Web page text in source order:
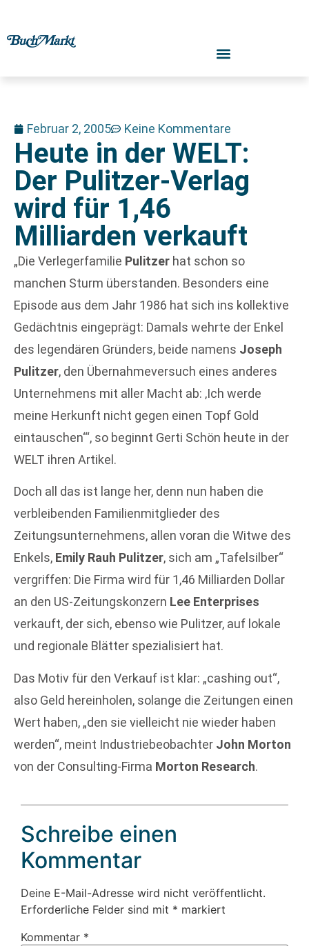
Februar 2, 2005 Keine Kommentare
Heute in der WELT:
Der Pulitzer-Verlag
wird für 1,46
Milliarden verkauft
„Die Verlegerfamilie Pulitzer hat schon so
manchen Sturm überstanden. Besonders eine
Episode aus dem Jahr 1986 hat sich ins kollektive
Gedächtnis eingeprägt: Damals wehrte der Enkel
des legendären Gründers, beide namens Joseph
Pulitzer, den Übernahmeversuch eines anderes
Unternehmens mit aller Macht ab: ‚Ich werde
meine Herkunft nicht gegen einen Topf Gold
eintauschen‘“, so beginnt Gerti Schön heute in der
WELT ihren Artikel.
Doch all das ist lange her, denn nun haben die
verbleibenden Familienmitglieder des
Zeitungsunternehmens, allen voran die Witwe des
Enkels, Emily Rauh Pulitzer, sich am „Tafelsilber“
vergriffen: Die Firma wird für 1,46 Milliarden Dollar
an den US-Zeitungskonzern Lee Enterprises
verkauft, der sich, ebenso wie Pulitzer, auf lokale
und regionale Blätter spezialisiert hat.
Das Motiv für den Verkauf ist klar: „cashing out“,
also Geld hereinholen, solange die Zeitungen einen
Wert haben, „den sie vielleicht nie wieder haben
werden“, meint Industriebeobachter John Morton
von der Consulting-Firma Morton Research.
Schreibe einen
Kommentar
Deine E-Mail-Adresse wird nicht veröffentlicht.
Erforderliche Felder sind mit * markiert
Kommentar *